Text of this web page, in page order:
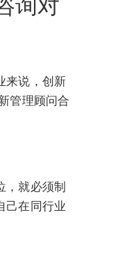
来说，创新
管理顾问合
，就必须制
己在同行业